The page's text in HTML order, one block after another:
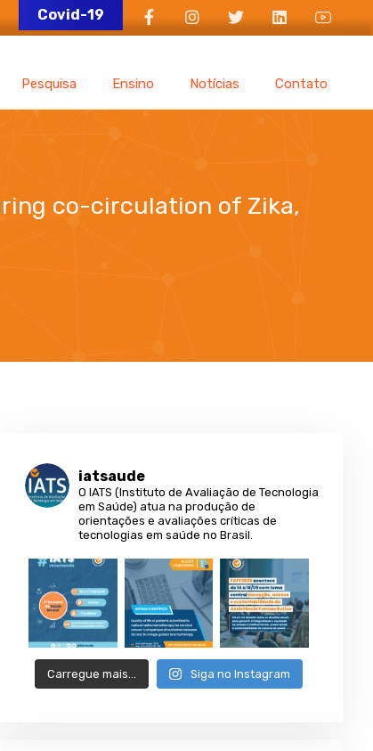
Covid-19
Pesquisa Ensino Notícias Contato
co-circulation of Zika,
viruses in Brazil and Venezuela
iatsaude
O IATS (Instituto de Avaliação de Tecnologia
em Saúde) atua na produção de
orientações e avaliações críticas de
tecnologias em saúde no Brasil.
Carregue mais… Siga no Instagram